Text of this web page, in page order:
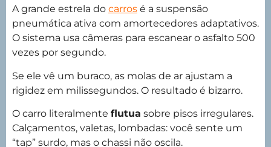
A grande estrela do carros é a suspensão
pneumática ativa com amortecedores adaptativos.
O sistema usa câmeras para escanear o asfalto 500
vezes por segundo.
Se ele vê um buraco, as molas de ar ajustam a
rigidez em milissegundos. O resultado é bizarro.
O carro literalmente flutua sobre pisos irregulares.
Calçamentos, valetas, lombadas: você sente um
“tap” surdo, mas o chassi não oscila.